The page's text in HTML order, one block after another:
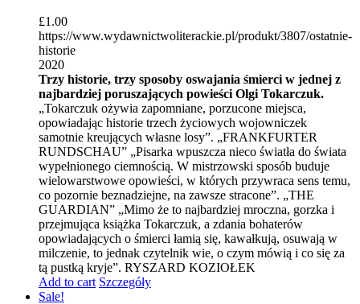
£1.00
https://www.wydawnictwoliterackie.pl/produkt/3807/ostatnie-
historie
2020
Trzy historie, trzy sposoby oswajania śmierci w jednej z
najbardziej poruszających powieści Olgi Tokarczuk.
„Tokarczuk ożywia zapomniane, porzucone miejsca,
opowiadając historie trzech życiowych wojowniczek
samotnie kreujących własne losy”. „FRANKFURTER
RUNDSCHAU” „Pisarka wpuszcza nieco światła do świata
wypełnionego ciemnością. W mistrzowski sposób buduje
wielowarstwowe opowieści, w których przywraca sens temu,
co pozornie beznadziejne, na zawsze stracone”. „THE
GUARDIAN” „Mimo że to najbardziej mroczna, gorzka i
przejmująca książka Tokarczuk, a zdania bohaterów
opowiadających o śmierci łamią się, kawałkują, osuwają w
milczenie, to jednak czytelnik wie, o czym mówią i co się za
tą pustką kryje”. RYSZARD KOZIOŁEK
Add to cart Szczegóły
Sale!